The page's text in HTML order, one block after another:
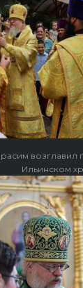
возглавил
Ильинском